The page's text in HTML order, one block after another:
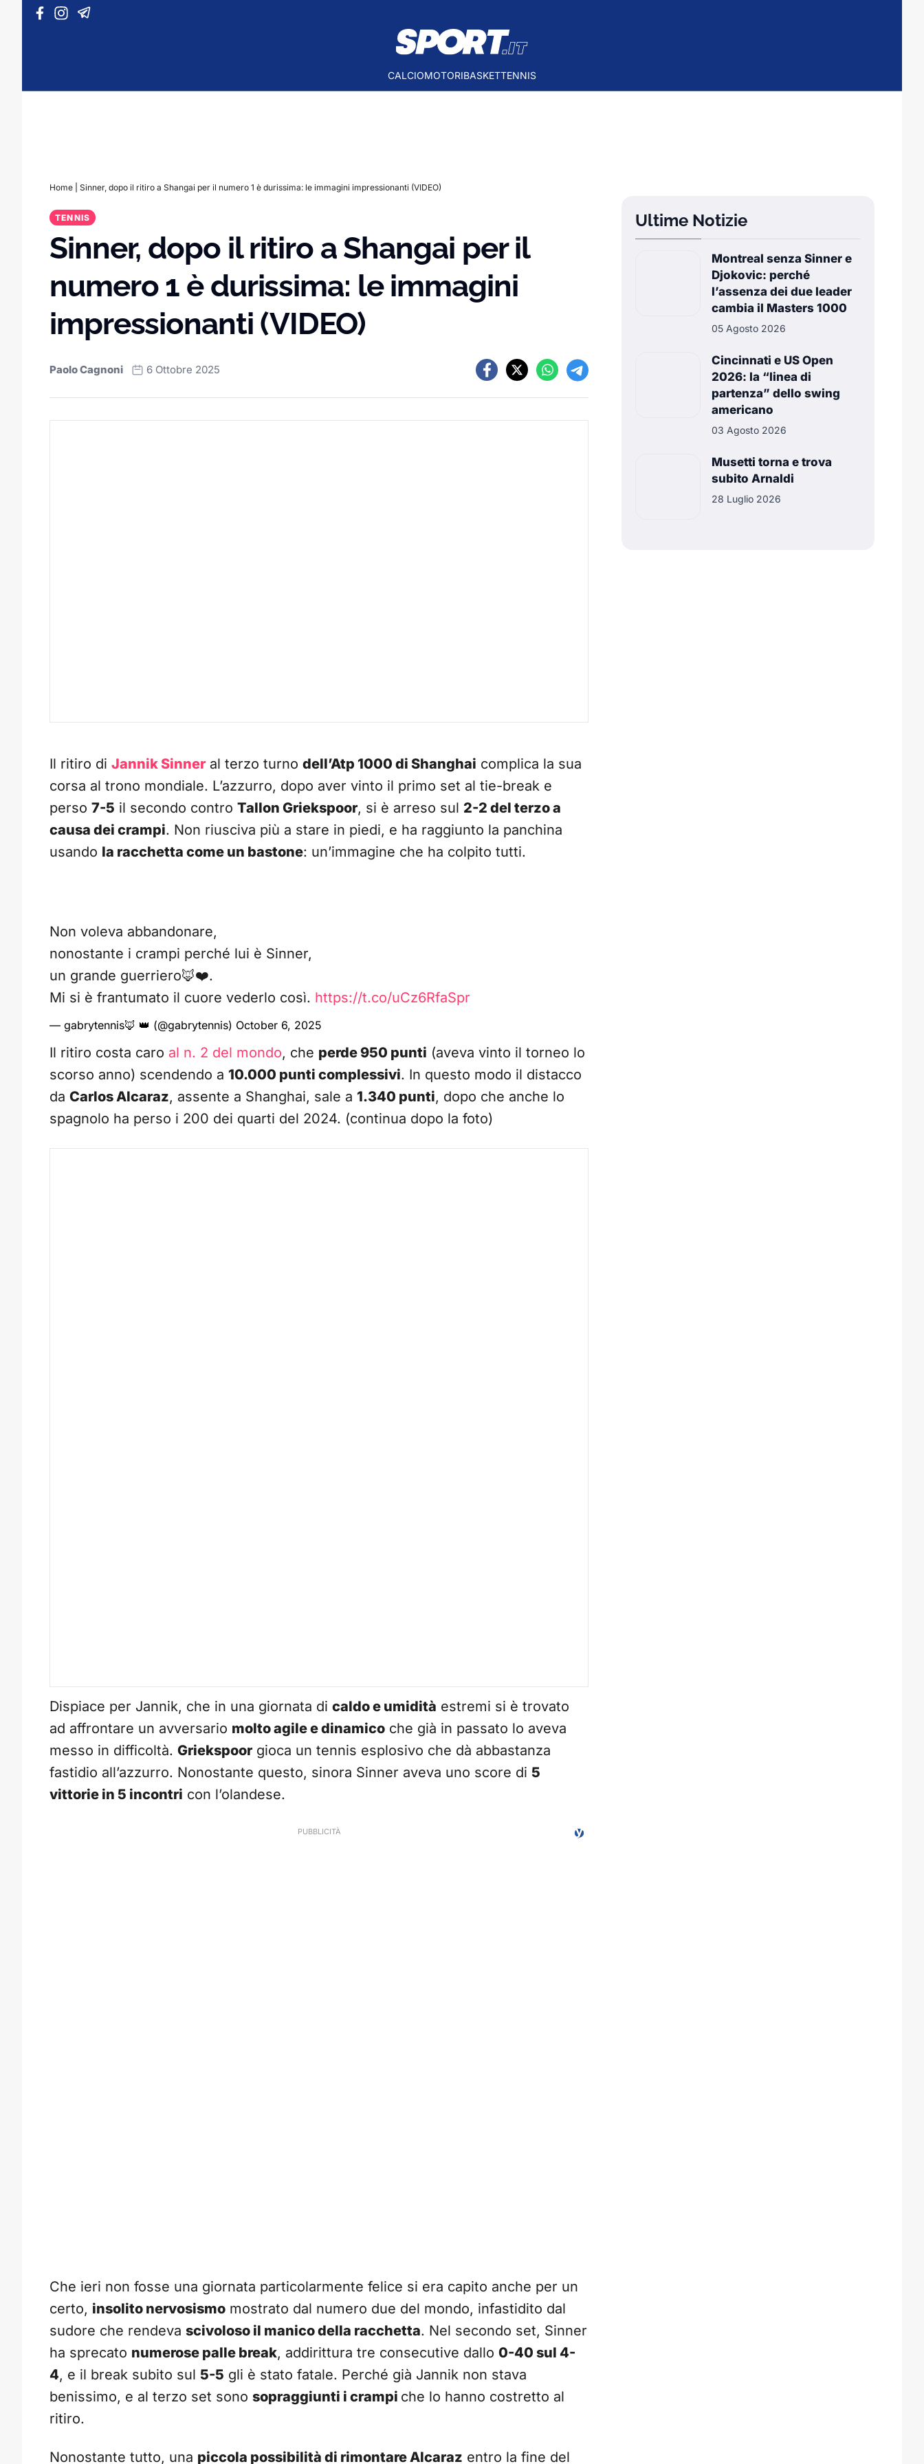
Vai al contenuto
CALCIOMOTORIBASKETTENNIS
Home Sinner, dopo il ritiro a Shangai per il numero 1 è durissima: le immagini impressionanti (VIDEO)
TENNIS
Sinner, dopo il ritiro a Shangai per il
numero 1 è durissima: le immagini
impressionanti (VIDEO)
Paolo Cagnoni 6 Ottobre 2025
Il ritiro di Jannik Sinner al terzo turno dell’Atp 1000 di Shanghai complica la sua
corsa al trono mondiale. L’azzurro, dopo aver vinto il primo set al tie-break e
perso 7-5 il secondo contro Tallon Griekspoor, si è arreso sul 2-2 del terzo a
causa dei crampi. Non riusciva più a stare in piedi, e ha raggiunto la panchina
usando la racchetta come un bastone: un’immagine che ha colpito tutti.
Non voleva abbandonare,
nonostante i crampi perché lui è Sinner,
un grande guerriero🦊❤️.
Mi si è frantumato il cuore vederlo così. https://t.co/uCz6RfaSpr
— gabrytennis🦊 👑 (@gabrytennis) October 6, 2025
Il ritiro costa caro al n. 2 del mondo, che perde 950 punti (aveva vinto il torneo lo
scorso anno) scendendo a 10.000 punti complessivi. In questo modo il distacco
da Carlos Alcaraz, assente a Shanghai, sale a 1.340 punti, dopo che anche lo
spagnolo ha perso i 200 dei quarti del 2024. (continua dopo la foto)
Dispiace per Jannik, che in una giornata di caldo e umidità estremi si è trovato
ad affrontare un avversario molto agile e dinamico che già in passato lo aveva
messo in difficoltà. Griekspoor gioca un tennis esplosivo che dà abbastanza
fastidio all’azzurro. Nonostante questo, sinora Sinner aveva uno score di 5
vittorie in 5 incontri con l’olandese.
Che ieri non fosse una giornata particolarmente felice si era capito anche per un
certo, insolito nervosismo mostrato dal numero due del mondo, infastidito dal
sudore che rendeva scivoloso il manico della racchetta. Nel secondo set, Sinner
ha sprecato numerose palle break, addirittura tre consecutive dallo 0-40 sul 4-
4, e il break subito sul 5-5 gli è stato fatale. Perché già Jannik non stava
benissimo, e al terzo set sono sopraggiunti i crampi che lo hanno costretto al
ritiro.
Nonostante tutto, una piccola possibilità di rimontare Alcaraz entro la fine del
Ultime Notizie
Montreal senza Sinner e
Djokovic: perché
l’assenza dei due leader
cambia il Masters 1000
05 Agosto 2026
Cincinnati e US Open
2026: la “linea di
partenza” dello swing
americano
03 Agosto 2026
Musetti torna e trova
subito Arnaldi
28 Luglio 2026